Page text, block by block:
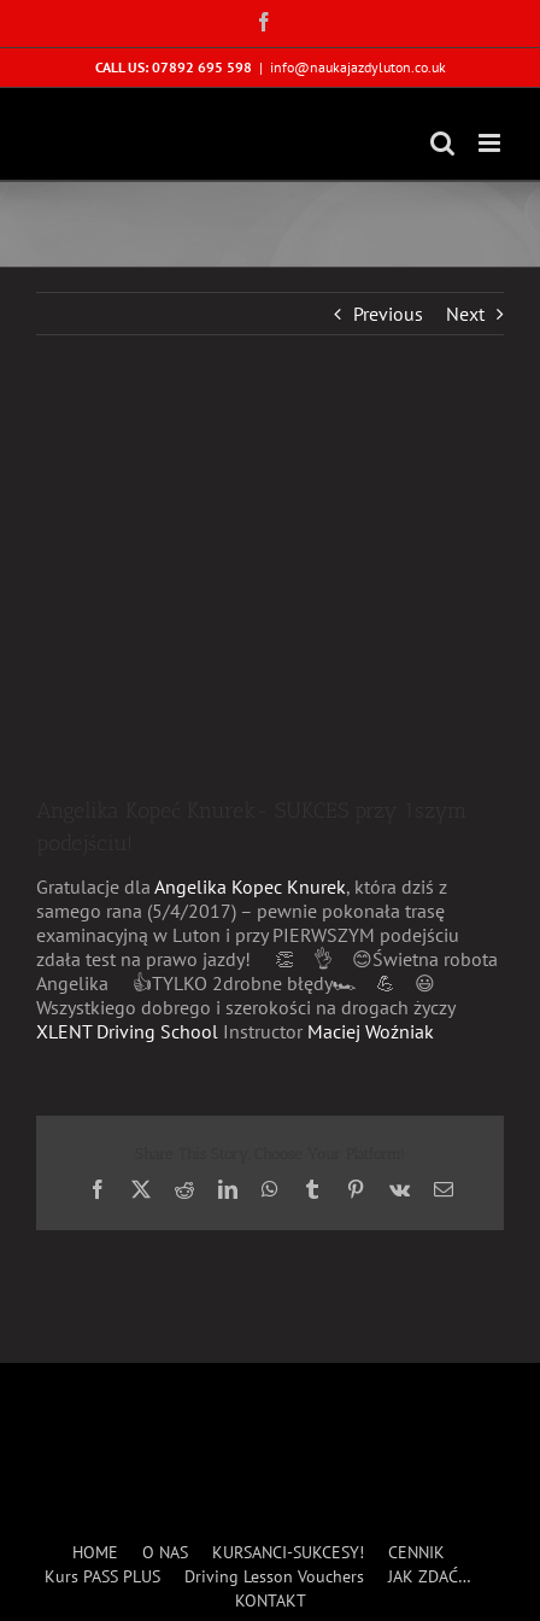
CALL US: 07892 695 598 | info@naukajazdyluton.co.uk
Previous Next
Gratulacje dla Angelika Kopec Knurek, która dziś z
samego rana (5/4/2017) – pewnie pokonała trasę
examinacyjną w Luton i przy PIERWSZYM podejściu
zdała test na prawo jazdy!
👏 👌 😊Świetna robota
Angelika
👍TYLKO 2drobne błędy🏎 💪
😃
Wszystkiego dobrego i szerokości na drogach życzy
XLENT Driving School Instructor Maciej Woźniak
Facebook
X RedditLinkedInWhatsApp
TumblrPinterest
Vk Email
HOME O NAS KURSANCI-SUKCESY!
CENNIK
Kurs PASS PLUS
Driving Lesson Vouchers
JAK ZDAĆ…
KONTAKT